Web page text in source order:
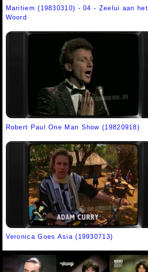
Maritiem (19830310) - 04 - Zeelui aan het
Woord
Robert Paul One Man Show (19820918)
Veronica Goes Asia (19930713)